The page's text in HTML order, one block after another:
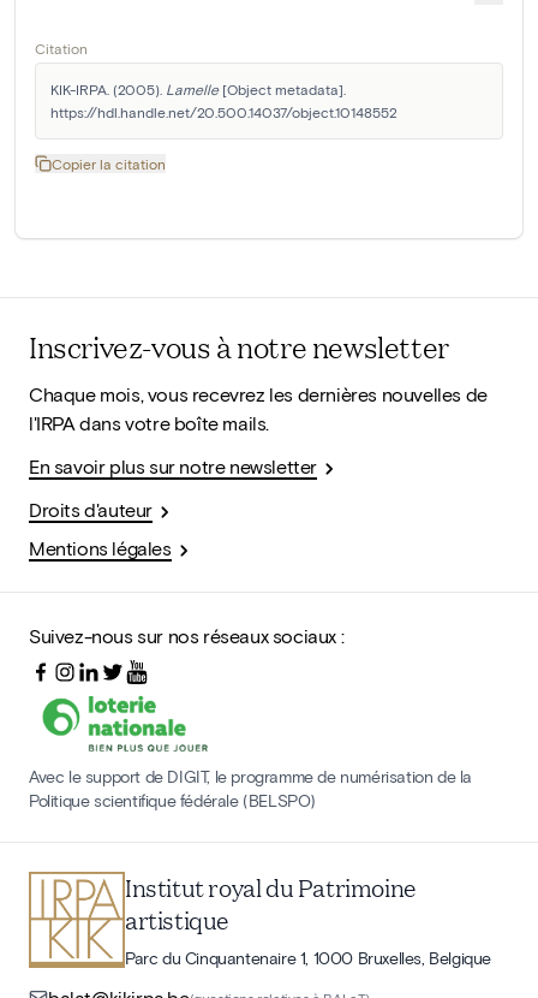
Citation
KIK-IRPA. (2005). Lamelle [Object metadata].
https://hdl.handle.net/20.500.14037/object.10148552
Copier la citation
Inscrivez-vous à notre newsletter
Chaque mois, vous recevrez les dernières nouvelles de
l'IRPA dans votre boîte mails.
En savoir plus sur notre newsletter
Droits d'auteur
Mentions légales
Suivez-nous sur nos réseaux sociaux :
Avec le support de DIGIT, le programme de numérisation de la
Politique scientifique fédérale (BELSPO)
Institut royal du Patrimoine
artistique
Parc du Cinquantenaire 1, 1000 Bruxelles, Belgique